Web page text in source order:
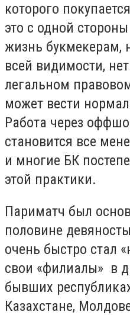
которого
это с одной
жизнь букмекерам,
всей видимости,
легальном
может вести
Работа через
становится все
и многие БК
этой практики.
Париматч был
половине
очень быстро стал
свои «филиалы» в
бывших
Казахстане,